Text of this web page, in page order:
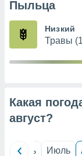
из
Пыльца
Низкий
Травы
Какая
август?
Июнь Июль